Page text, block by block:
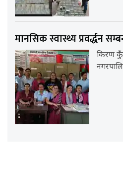
मानसिक स्वास्थ्य प्रवर्द्धन
किरण